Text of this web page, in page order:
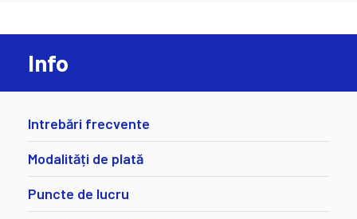
Info
Intrebări frecvente
Modalități de plată
Puncte de lucru